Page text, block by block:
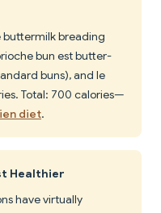
buttermilk breading
bun est butter-
buns), and le
Total: 700 calories—
diet.
Healthier
have virtually